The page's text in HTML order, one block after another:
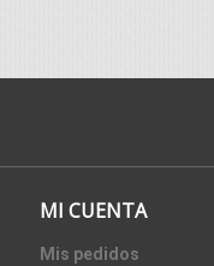
MI CUENTA
Mis pedidos